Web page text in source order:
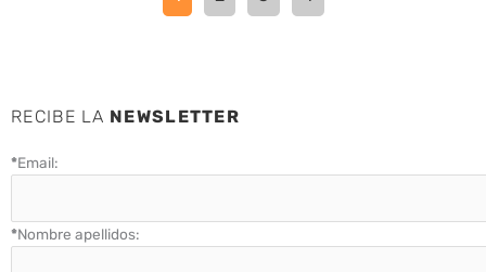
RECIBE LA NEWSLETTER
*Email:
*Nombre apellidos: